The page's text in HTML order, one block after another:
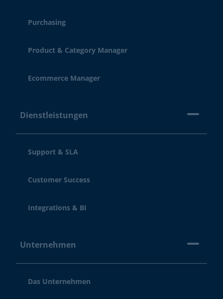
Purchasing
Product & Category Manager
Ecommerce Manager
Dienstleistungen
Support & SLA
Customer Success
Integrations & BI
Unternehmen
Das Unternehmen